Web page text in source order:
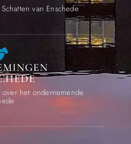
van Enschede
het ondernemende